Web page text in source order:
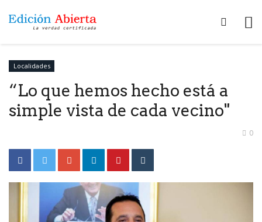
Localidades
“Lo que hemos hecho está a
simple vista de cada vecino"
0